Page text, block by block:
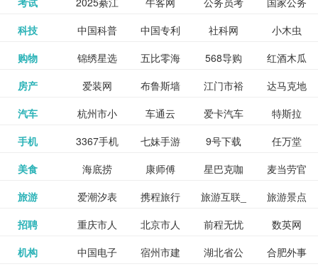
和看过的
电影电视
剧，顺便
打分、写
味，豆瓣
师必备设
辅助神器
动画特效 资源分享 且纯粹的
网站
专注线报
活动
书下载
网,txt小说
完结txt小
说-书本网
_八零电子
书_80txt_
经网
区中考志
愿填报系
试-中公教
育网
员局
公务员考
试信息网
更多>>
科技 中国科普
博览
中国专利
信息网
社科网
小木虫
中国科学
院
更多>>
购物 锦绣星选
海淘
五比零海
淘网
568导购
网
红酒木瓜
靓汤官网
淘宝 更多>>
房产 爱装网 布鲁斯墙
纸
江门市裕
华墙纸
达马克地
产
格莱美墙
纸
更多>>
汽车 杭州市小
客车总量
调控管理
车通云 爱卡汽车
导购
特斯拉
百度有驾
网
更多>>
手机 3367手机
游戏
七妹手游 9号下载
任万堂
游戏邦
更多>>
美食 海底捞 康师傅 星巴克咖
啡
麦当劳官
网
心食谱网 更多>>
旅游 爱潮汐表 携程旅行
网
旅游互联_
景点门票
预订
旅游景点
点评-猫途
鹰
北京旅游
网
更多>>
招聘 重庆市人
力资源和
北京市人
力资源和
前程无忧
招聘网
数英网
聘才网
更多>>
机构 中国电子 宿州市建 湖北省公 合肥外事